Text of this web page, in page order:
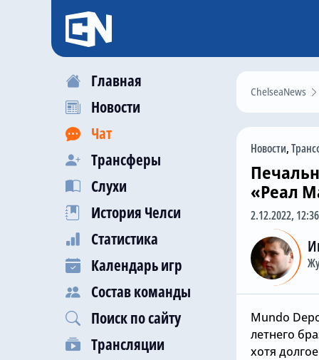
Главная
Новости
Чат
Трансферы
Слухи
История Челси
Статистика
Календарь игр
Состав команды
Поиск по сайту
Трансляции
ChelseaNews
Новости,
«Реал
2.12.2022, 12:36
Mundo
летнего
хотя